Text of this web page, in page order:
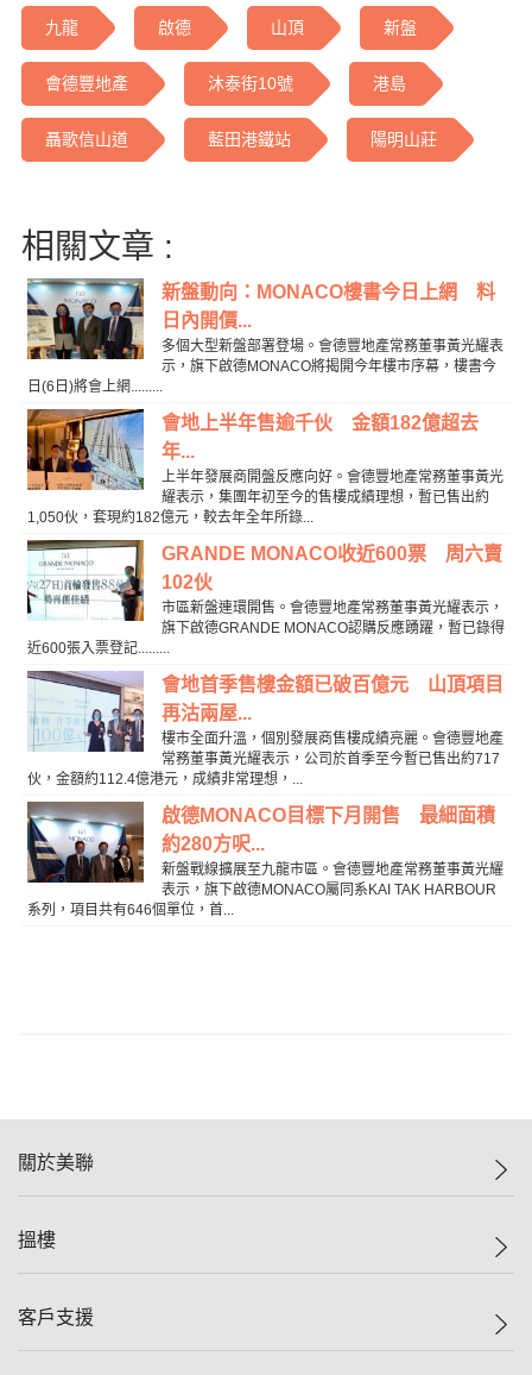
九龍 啟德 山頂 新盤
會德豐地產 沐泰街10號 港島
聶歌信山道 藍田港鐵站 陽明山莊
相關文章 :
新盤動向：MONACO樓書今日上網 料
日內開價...
多個大型新盤部署登場。會德豐地產常務董事黃光耀表
示，旗下啟德MONACO將揭開今年樓市序幕，樓書今
日(6日)將會上網.........
會地上半年售逾千伙 金額182億超去
年...
上半年發展商開盤反應向好。會德豐地產常務董事黃光
耀表示，集團年初至今的售樓成績理想，暫已售出約
1,050伙，套現約182億元，較去年全年所錄...
GRANDE MONACO收近600票 周六賣
102伙
市區新盤連環開售。會德豐地產常務董事黃光耀表示，
旗下啟德GRANDE MONACO認購反應踴躍，暫已錄得
近600張入票登記.........
會地首季售樓金額已破百億元 山頂項目
再沽兩屋...
樓市全面升溫，個別發展商售樓成績亮麗。會德豐地產
常務董事黃光耀表示，公司於首季至今暫已售出約717
伙，金額約112.4億港元，成績非常理想，...
啟德MONACO目標下月開售 最細面積
約280方呎...
新盤戰線擴展至九龍市區。會德豐地產常務董事黃光耀
表示，旗下啟德MONACO屬同系KAI TAK HARBOUR
系列，項目共有646個單位，首...
關於美聯
美聯集團
人才招募
搵樓
一手新盤
客戶支援